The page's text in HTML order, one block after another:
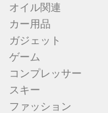
オイル関連
カー用品
ガジェット
ゲーム
コンプレッサー
スキー
ファッション